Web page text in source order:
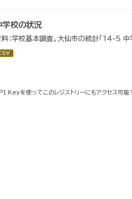
学校の状況
料：学校基本調査。大仙市の統計「14-5 中
Keyを使ってこのレジストリーにもアクセス可能